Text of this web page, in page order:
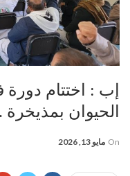
إب : اختتام
الحيوان بمذيخرة
On مايو 13, 2026